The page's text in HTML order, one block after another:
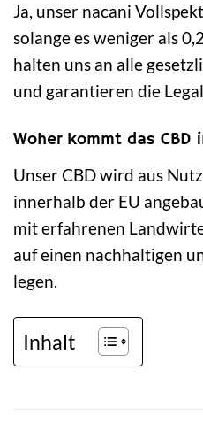
Ja, unser nacani
solange es weniger als
halten uns an alle
und garantieren die
Woher kommt das CBD
Unser CBD wird aus
innerhalb der EU
mit erfahrenen
auf einen nachhaltigen
legen.
Inhalt